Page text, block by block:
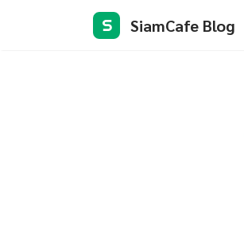
S SiamCafe Blog